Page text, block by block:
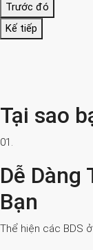
Trước đó
Kế tiếp
Tại sao
01.
Dễ Dàng
Bạn
Thể hiện các BDS